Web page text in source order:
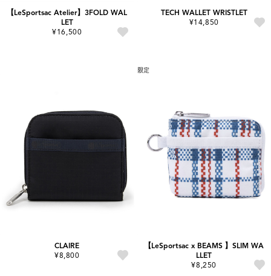
【LeSportsac Atelier】3FOLD WAL
LET
¥16,500
TECH WALLET WRISTLET
¥14,850
CLAIRE
¥8,800
限定
【LeSportsac x BEAMS 】SLIM WA
LLET
¥8,250